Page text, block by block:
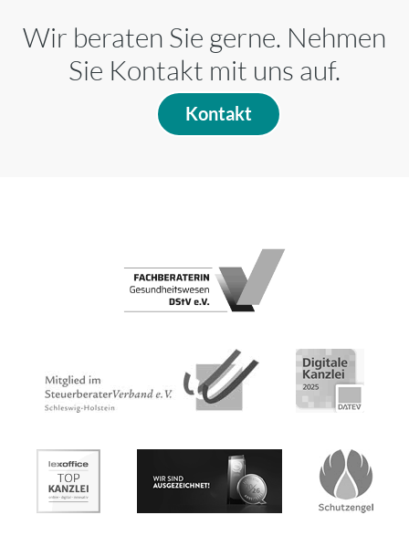
Wir beraten Sie gerne. Nehmen
Sie Kontakt mit uns auf.
Kontakt